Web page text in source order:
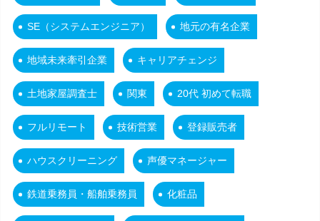
SE（システムエンジニア） 地元の有名企業
地域未来牽引企業 キャリアチェンジ
土地家屋調査士 関東 20代 初めて転職
フルリモート 技術営業 登録販売者
ハウスクリーニング 声優マネージャー
鉄道乗務員・船舶乗務員 化粧品